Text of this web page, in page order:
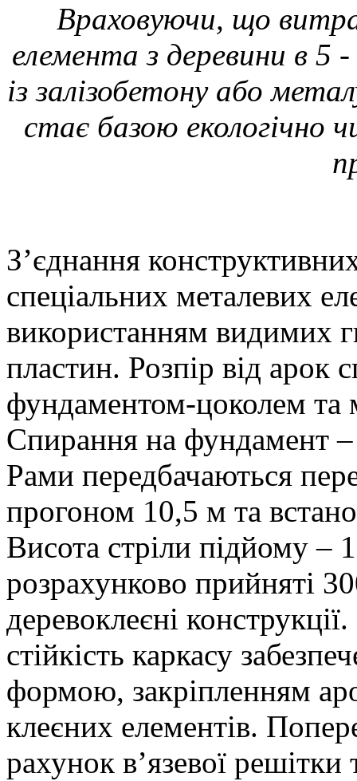
Враховуючи, що
елемента з деревини в 5
із залізобетону або
стає базою екологічно
З’єднання
спеціальних металевих
використанням видимих
пластин. Розпір від арок
фундаментом-цоколем
Спирання на фундамент –
Рами передбачаються
прогоном 10,5 м та
Висота стріли підйому –
розрахунково прийняті
деревоклеєні
стійкість каркасу
формою, закріпленням
клеєних елементів.
рахунок в’язевої решітки